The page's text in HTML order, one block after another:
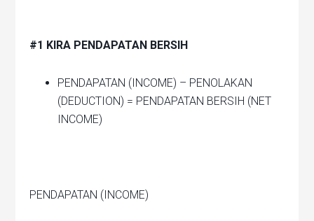
#1 KIRA PENDAPATAN BERSIH
PENDAPATAN (INCOME) – PENOLAKAN
(DEDUCTION) = PENDAPATAN BERSIH (NET
INCOME)
PENDAPATAN (INCOME)